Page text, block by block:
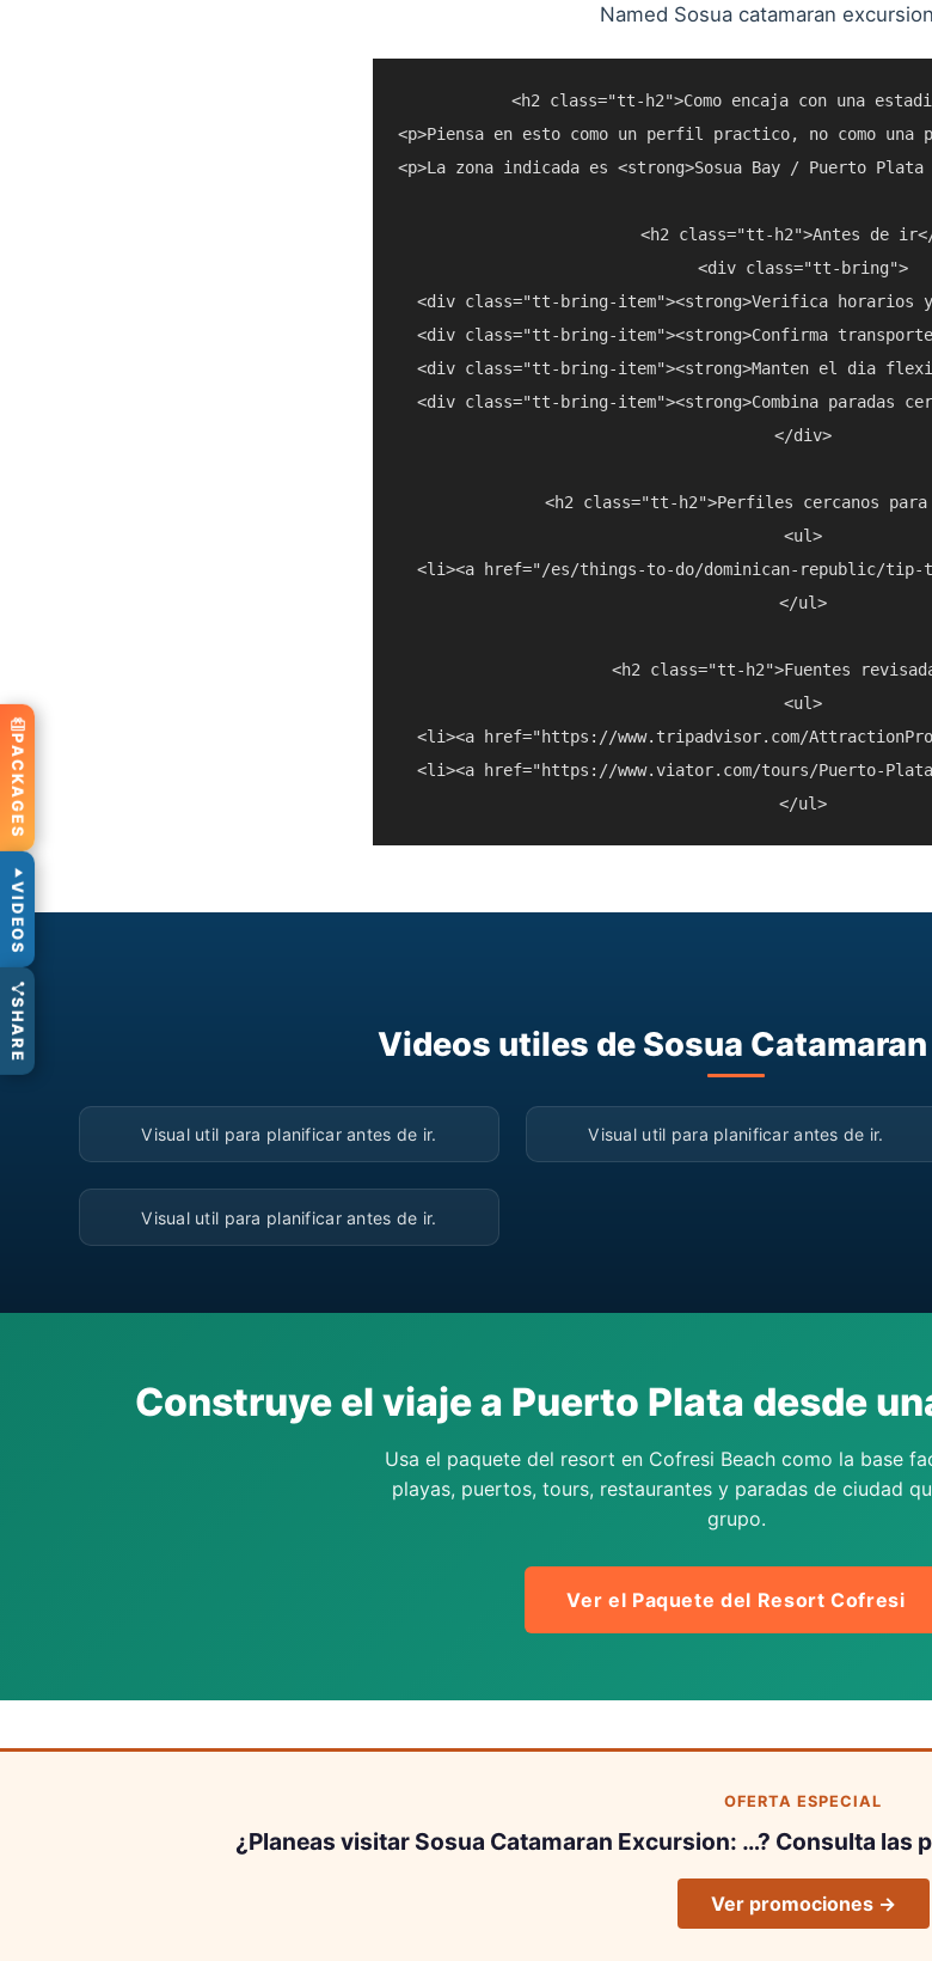
Named Sosua catamaran
<h2 class="tt-h2">Como encaja con una
<p>Piensa en esto como un perfil practico, no como
<p>La zona indicada es <strong>Sosua Bay / Puerto
<h2 class="tt-h2">Antes de
<div class="tt-bring">
<div class="tt-bring-item"><strong>Verifica horarios
<div class="tt-bring-item"><strong>Confirma
<div class="tt-bring-item"><strong>Manten el dia
<div class="tt-bring-item"><strong>Combina paradas
</div>
<h2 class="tt-h2">Perfiles cercanos para
<ul>
<li><a href="/es/things-to-do/dominican-republic/
</ul>
<h2 class="tt-h2">Fuentes
<ul>
<li><a href="https://www.tripadvisor.com/
<li><a href="https://www.viator.com/tours/Puerto-
Videos utiles de Sosua
▶
Visual util para planificar antes de ir.
▶
Visual util para planificar antes de ir.
▶
Visual util para planificar antes de ir.
Construye el viaje a Puerto Plata desde
Usa el paquete del resort en Cofresi Beach como la base
playas, puertos, tours, restaurantes y paradas de ciudad
grupo.
Ver el Paquete del Resort Cofresi
OFERTA ESPECIAL
¿Planeas visitar Sosua Catamaran Excursion: …? Consulta
Ver promociones →
PACKAGES
VIDEOS
SHARE